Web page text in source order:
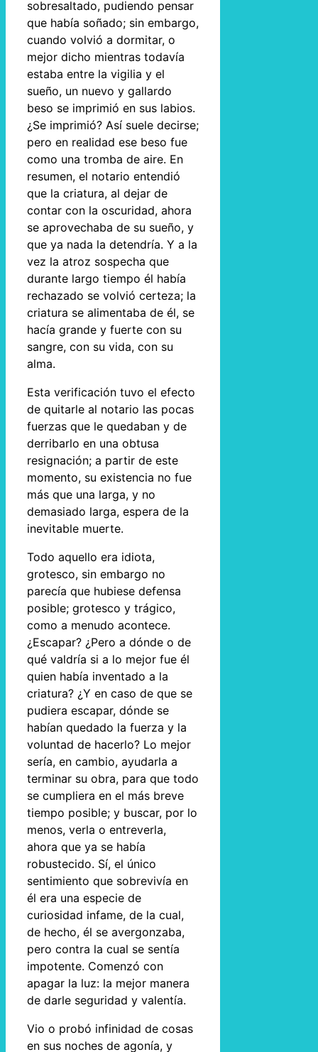
sobresaltado, pudiendo pensar
que había soñado; sin embargo,
cuando volvió a dormitar, o
mejor dicho mientras todavía
estaba entre la vigilia y el
sueño, un nuevo y gallardo
beso se imprimió en sus labios.
¿Se imprimió? Así suele decirse;
pero en realidad ese beso fue
como una tromba de aire. En
resumen, el notario entendió
que la criatura, al dejar de
contar con la oscuridad, ahora
se aprovechaba de su sueño, y
que ya nada la detendría. Y a la
vez la atroz sospecha que
durante largo tiempo él había
rechazado se volvió certeza; la
criatura se alimentaba de él, se
hacía grande y fuerte con su
sangre, con su vida, con su
alma.
Esta verificación tuvo el efecto
de quitarle al notario las pocas
fuerzas que le quedaban y de
derribarlo en una obtusa
resignación; a partir de este
momento, su existencia no fue
más que una larga, y no
demasiado larga, espera de la
inevitable muerte.
Todo aquello era idiota,
grotesco, sin embargo no
parecía que hubiese defensa
posible; grotesco y trágico,
como a menudo acontece.
¿Escapar? ¿Pero a dónde o de
qué valdría si a lo mejor fue él
quien había inventado a la
criatura? ¿Y en caso de que se
pudiera escapar, dónde se
habían quedado la fuerza y la
voluntad de hacerlo? Lo mejor
sería, en cambio, ayudarla a
terminar su obra, para que todo
se cumpliera en el más breve
tiempo posible; y buscar, por lo
menos, verla o entreverla,
ahora que ya se había
robustecido. Sí, el único
sentimiento que sobrevivía en
él era una especie de
curiosidad infame, de la cual,
de hecho, él se avergonzaba,
pero contra la cual se sentía
impotente. Comenzó con
apagar la luz: la mejor manera
de darle seguridad y valentía.
Vio o probó infinidad de cosas
en sus noches de agonía, y